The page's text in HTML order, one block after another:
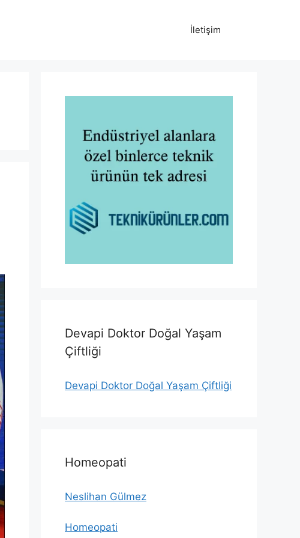
İletişim
Devapi Doktor Doğal Yaşam
Çiftliği
Devapi Doktor Doğal Yaşam Çiftliği
Homeopati
Neslihan Gülmez
Homeopati